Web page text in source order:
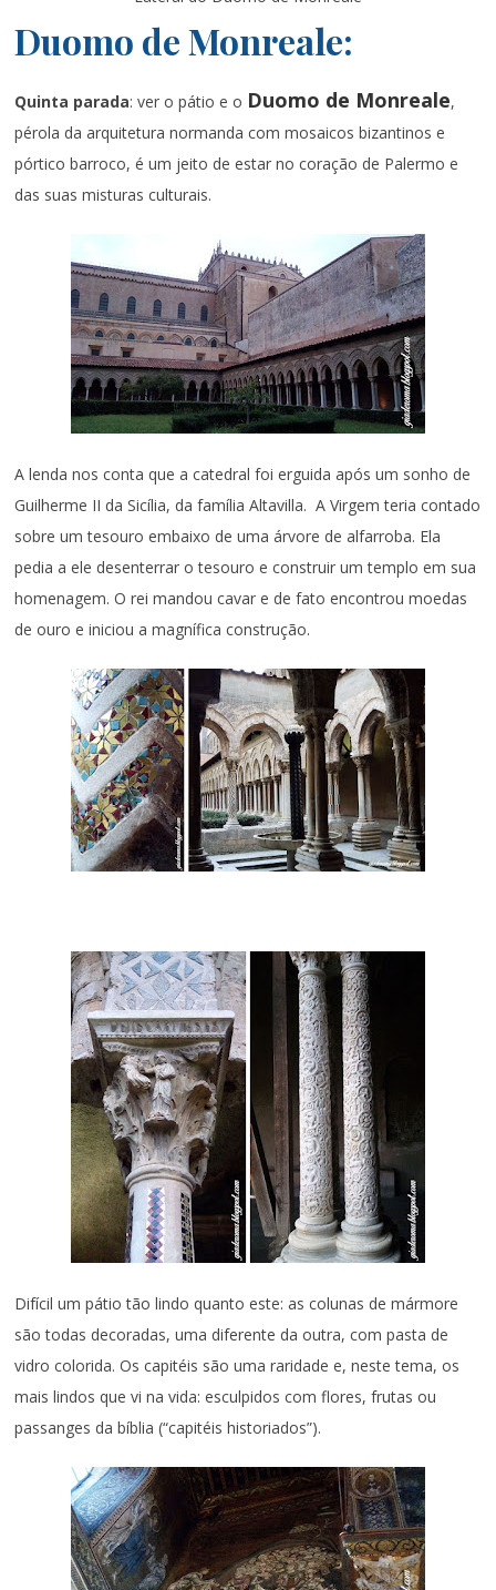
Duomo de Monreale:
Quinta parada: ver o pátio e o Duomo de Monreale,
pérola da arquitetura normanda com mosaicos bizantinos e
pórtico barroco, é um jeito de estar no coração de Palermo e
das suas misturas culturais.
A lenda nos conta que a catedral foi erguida após um sonho de
Guilherme II da Sicília, da família Altavilla. A Virgem teria contado
sobre um tesouro embaixo de uma árvore de alfarroba. Ela
pedia a ele desenterrar o tesouro e construir um templo em sua
homenagem. O rei mandou cavar e de fato encontrou moedas
de ouro e iniciou a magnífica construção.
Difícil um pátio tão lindo quanto este: as colunas de mármore
são todas decoradas, uma diferente da outra, com pasta de
vidro colorida. Os capitéis são uma raridade e, neste tema, os
mais lindos que vi na vida: esculpidos com flores, frutas ou
passanges da bíblia (“capitéis historiados”).